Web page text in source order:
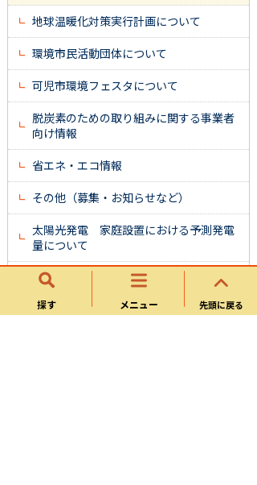
探す メニュー 先頭に戻る
地球温暖化対策実行計画について
環境市民活動団体について
可児市環境フェスタについて
脱炭素のための取り組みに関する事業者
向け情報
省エネ・エコ情報
その他（募集・お知らせなど）
太陽光発電 家庭設置における予測発電
量について
可児市の里山について
環境教育 ～可児っ子たちの未来のため